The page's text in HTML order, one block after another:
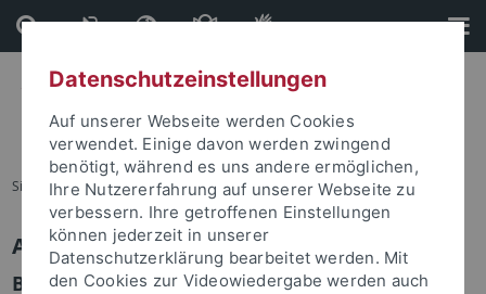
Direkt
zum
Inhalt
Direkt
zur
Fußleiste
Sie sind hier: Startseite
Anmelden
Benutzeranmeldung
Datenschutzeinstellungen
Auf unserer Webseite werden Cookies
verwendet. Einige davon werden zwingend
benötigt, während es uns andere ermöglichen,
Ihre Nutzererfahrung auf unserer Webseite zu
verbessern. Ihre getroffenen Einstellungen
können jederzeit in unserer
Datenschutzerklärung bearbeitet werden. Mit
den Cookies zur Videowiedergabe werden auch